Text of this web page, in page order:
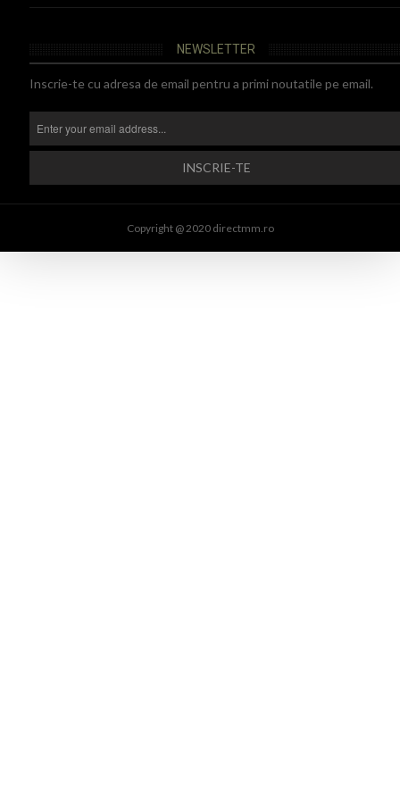
NEWSLETTER
Inscrie-te cu adresa de email pentru a primi noutatile pe email.
Copyright @ 2020 directmm.ro